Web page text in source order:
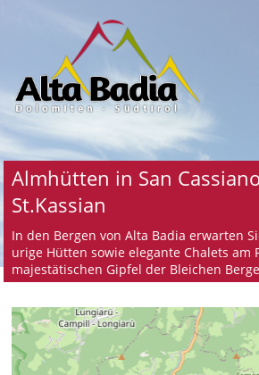
Almhütten in San
St.Kassian
In den Bergen von Alta Badia erwarten
urige Hütten sowie elegante Chalets am
majestätischen Gipfel der Bleichen Berge